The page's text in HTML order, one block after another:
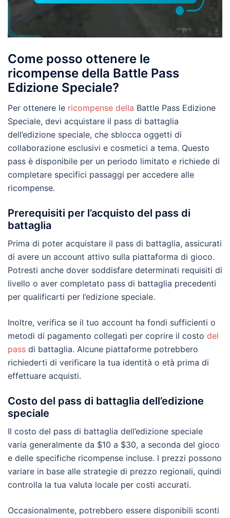
Come posso ottenere le
ricompense della Battle Pass
Edizione Speciale?
Per ottenere le ricompense della Battle Pass Edizione
Speciale, devi acquistare il pass di battaglia
dell’edizione speciale, che sblocca oggetti di
collaborazione esclusivi e cosmetici a tema. Questo
pass è disponibile per un periodo limitato e richiede di
completare specifici passaggi per accedere alle
ricompense.
Prerequisiti per l’acquisto del pass di
battaglia
Prima di poter acquistare il pass di battaglia, assicurati
di avere un account attivo sulla piattaforma di gioco.
Potresti anche dover soddisfare determinati requisiti di
livello o aver completato pass di battaglia precedenti
per qualificarti per l’edizione speciale.
Inoltre, verifica se il tuo account ha fondi sufficienti o
metodi di pagamento collegati per coprire il costo del
pass di battaglia. Alcune piattaforme potrebbero
richiederti di verificare la tua identità o età prima di
effettuare acquisti.
Costo del pass di battaglia dell’edizione
speciale
Il costo del pass di battaglia dell’edizione speciale
varia generalmente da $10 a $30, a seconda del gioco
e delle specifiche ricompense incluse. I prezzi possono
variare in base alle strategie di prezzo regionali, quindi
controlla la tua valuta locale per costi accurati.
Occasionalmente, potrebbero essere disponibili sconti